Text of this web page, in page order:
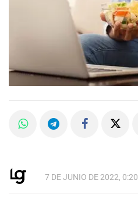
7 DE JUNIO DE 2022, 0:20